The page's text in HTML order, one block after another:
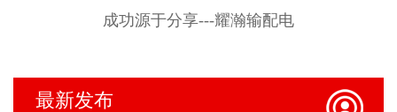
成功源于分享---耀瀚输配电
最新发布